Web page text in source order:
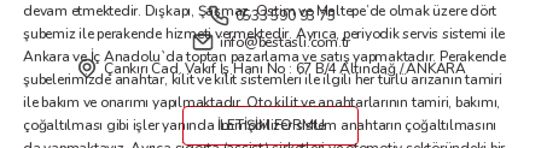
Gönder
devam etmektedir. Dışkapı, Şaşmaz, Ostim ve Maltepe’de olmak üzere dört
şubemiz ile perakende hizmeti vermektedir. Ayrıca, periyodik servis sistemi ile
Ankara ve İç Anadolu`da toptan pazarlama ve satış yapmaktadır. Perakende
şubelerimizde anahtar, kilit ve kilit sistemleri ile ilgili her türlü arızanın tamiri
ile bakım ve onarımı yapılmaktadır. Oto kilit ve anahtarlarının tamiri, bakımı,
çoğaltılması gibi işler yanında immobilizer sistem anahtarın çoğaltılmasını
0533 590 93 75
info@bestasli.com.tr
Çankırı Cad. Vakıf İş Hanı No : 67 B/4 Altındağ / ANKARA
İLETİŞİM FORMU